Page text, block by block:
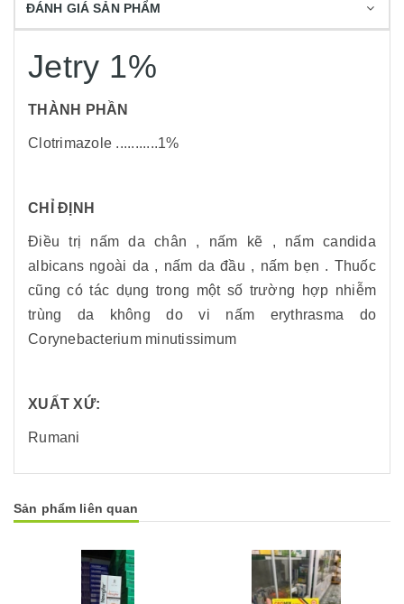
ĐÁNH GIÁ SẢN PHẨM
Jetry 1%
THÀNH PHẦN
Clotrimazole ...........1%
CHỈ ĐỊNH
Điều trị nấm da chân , nấm kẽ , nấm candida
albicans ngoài da , nấm da đầu , nấm bẹn . Thuốc
cũng có tác dụng trong một số trường hợp nhiễm
trùng da không do vi nấm erythrasma do
Corynebacterium minutissimum
XUẤT XỨ:
Rumani
Sản phẩm liên quan